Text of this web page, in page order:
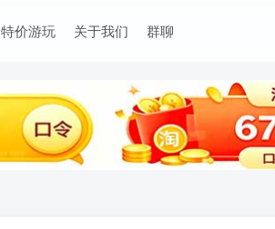
特价游玩 关于我们 群聊